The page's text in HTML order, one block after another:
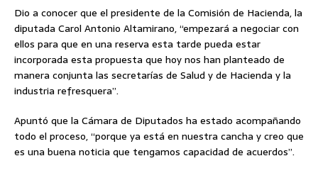
Dio a conocer que el presidente de la Comisión de Hacienda, la
diputada Carol Antonio Altamirano, “empezará a negociar con
ellos para que en una reserva esta tarde pueda estar
incorporada esta propuesta que hoy nos han planteado de
manera conjunta las secretarías de Salud y de Hacienda y la
industria refresquera”.
Apuntó que la Cámara de Diputados ha estado acompañando
todo el proceso, “porque ya está en nuestra cancha y creo que
es una buena noticia que tengamos capacidad de acuerdos”.